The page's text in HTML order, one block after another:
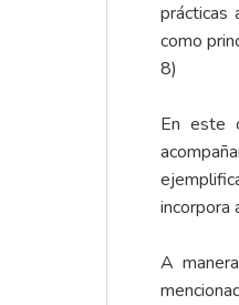
prácticas
como
8)
En este
incorpora
A